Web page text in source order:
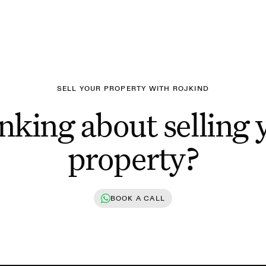
SELL YOUR PROPERTY WITH ROJKIND
about selling
property?
BOOK A CALL